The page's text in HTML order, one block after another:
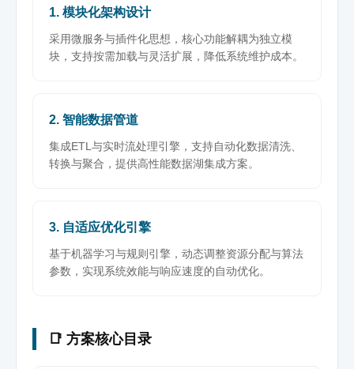
1. 模块化架构设计
采用微服务与插件化思想，核心功能解耦为独立模
块，支持按需加载与灵活扩展，降低系统维护成本。
2. 智能数据管道
集成ETL与实时流处理引擎，支持自动化数据清洗、
转换与聚合，提供高性能数据湖集成方案。
3. 自适应优化引擎
基于机器学习与规则引擎，动态调整资源分配与算法
参数，实现系统效能与响应速度的自动优化。
📑 方案核心目录